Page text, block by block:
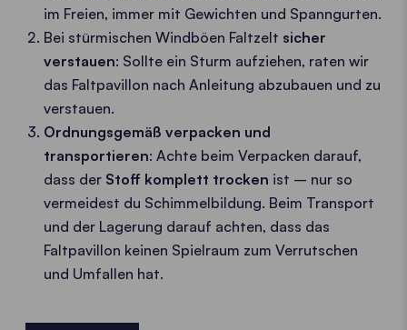
im Freien, immer mit Gewichten und Spanngurten.
Bei stürmischen Windböen Faltzelt sicher
verstauen: Sollte ein Sturm aufziehen, raten wir
das Faltpavillon nach Anleitung abzubauen und zu
verstauen.
Ordnungsgemäß verpacken und
transportieren: Achte beim Verpacken darauf,
dass der Stoff komplett trocken ist – nur so
vermeidest du Schimmelbildung. Beim Transport
und der Lagerung darauf achten, dass das
Faltpavillon keinen Spielraum zum Verrutschen
und Umfallen hat.